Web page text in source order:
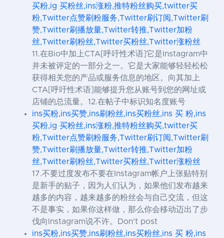
买粉,ig 买粉丝,ins涨粉,推特粉丝购买,twitter买
粉,Twitter点赞刷粉服务,Twitter刷订阅,Twitter刷
赞,Twitter刷播放量,Twitter转推,Twitter加粉
丝,Twitter刷粉丝,Twitter买粉丝,Twitter涨粉丝
11.在Bio中加上CTA[呼吁性术语]它是Instagram中
并未被评定的一部分之一。它是大家能够轻轻松松
获得相关您的产品或服务信息的地区。向其加上
CTA[呼吁性术语]能够提升您从账号到您的网址或
店铺的总流量。12.在帖子中标识知名度账号
ins买粉,ins买赞,ins刷粉丝,ins买粉丝,ins 买 粉,ins
买粉,ig 买粉丝,ins涨粉,推特粉丝购买,twitter买
粉,Twitter点赞刷粉服务,Twitter刷订阅,Twitter刷
赞,Twitter刷播放量,Twitter转推,Twitter加粉
丝,Twitter刷粉丝,Twitter买粉丝,Twitter涨粉丝
17.不要过度发布不要在Instagram帐户上张贴特别
是新手的贴子，因为人们认为，如果他们发布越来
越多的内容，越来越多的粉丝会与自己交流，但这
不是事实，如果你这样做，那么你会移动迈出了步
伐向Instagram说不许。Don't post
ins买粉,ins买赞,ins刷粉丝,ins买粉丝,ins 买 粉,ins